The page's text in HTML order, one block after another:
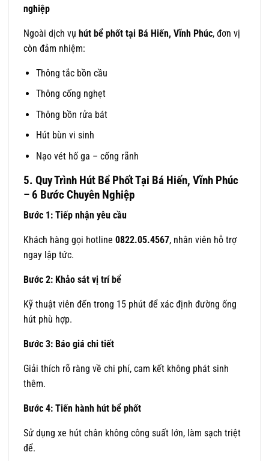
nghiệp
Ngoài dịch vụ hút bể phốt tại Bá Hiến, Vĩnh Phúc, đơn vị
còn đảm nhiệm:
Thông tắc bồn cầu
Thông cống nghẹt
Thông bồn rửa bát
Hút bùn vi sinh
Nạo vét hố ga – cống rãnh
5. Quy Trình Hút Bể Phốt Tại Bá Hiến, Vĩnh Phúc
– 6 Bước Chuyên Nghiệp
Bước 1: Tiếp nhận yêu cầu
Khách hàng gọi hotline 0822.05.4567, nhân viên hỗ trợ
ngay lập tức.
Bước 2: Khảo sát vị trí bể
Kỹ thuật viên đến trong 15 phút để xác định đường ống
hút phù hợp.
Bước 3: Báo giá chi tiết
Giải thích rõ ràng về chi phí, cam kết không phát sinh
thêm.
Bước 4: Tiến hành hút bể phốt
Sử dụng xe hút chân không công suất lớn, làm sạch triệt
để.